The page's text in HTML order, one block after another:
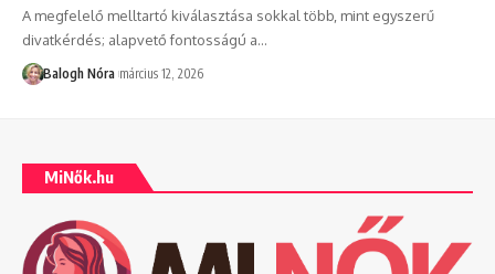
A megfelelő melltartó kiválasztása sokkal több, mint egyszerű
divatkérdés; alapvető fontosságú a…
Balogh Nóra március 12, 2026
MiNők.hu